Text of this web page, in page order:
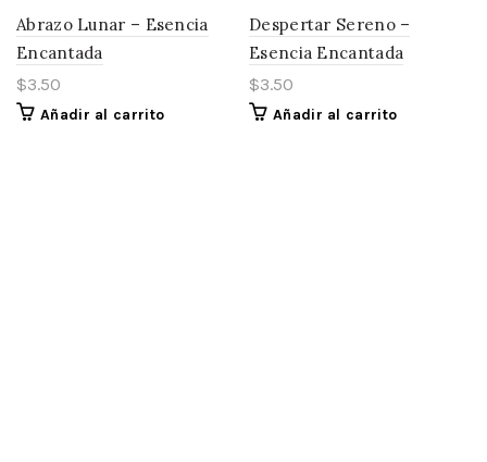
Abrazo Lunar – Esencia
Encantada
$3.50
Añadir al carrito
Despertar Sereno –
Esencia Encantada
$3.50
Añadir al carrito